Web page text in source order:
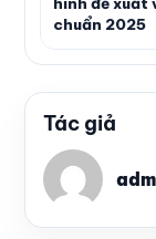
chuẩn 2025
Tác giả